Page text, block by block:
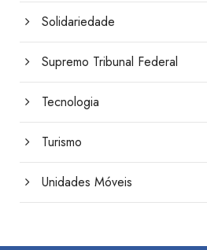
Solidariedade
Supremo Tribunal Federal
Tecnologia
Turismo
Unidades Móveis